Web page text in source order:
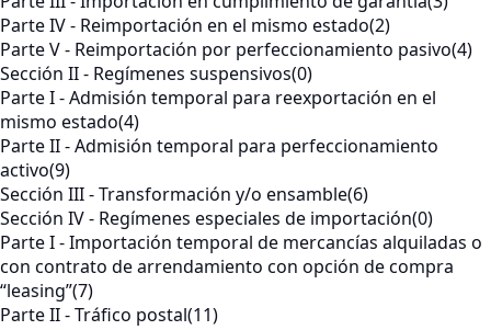
Parte IV - Reimportación en el mismo estado(2)
Parte V - Reimportación por perfeccionamiento pasivo(4)
Sección II - Regímenes suspensivos(0)
Parte I - Admisión temporal para reexportación en el
mismo estado(4)
Parte II - Admisión temporal para perfeccionamiento
activo(9)
Sección III - Transformación y/o ensamble(6)
Sección IV - Regímenes especiales de importación(0)
Parte I - Importación temporal de mercancías alquiladas o
con contrato de arrendamiento con opción de compra
“leasing”(7)
Parte II - Tráfico postal(11)